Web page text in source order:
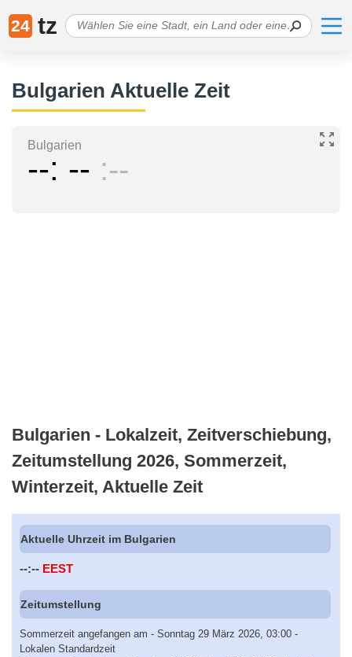
24 tz
Bulgarien Aktuelle Zeit
Bulgarien
-- -- --
Bulgarien - Lokalzeit, Zeitverschiebung,
Zeitumstellung 2026, Sommerzeit,
Winterzeit, Aktuelle Zeit
Aktuelle Uhrzeit im Bulgarien
--:-- EEST
Zeitumstellung
Sommerzeit angefangen am - Sonntag 29 März 2026, 03:00 -
Lokalen Standardzeit